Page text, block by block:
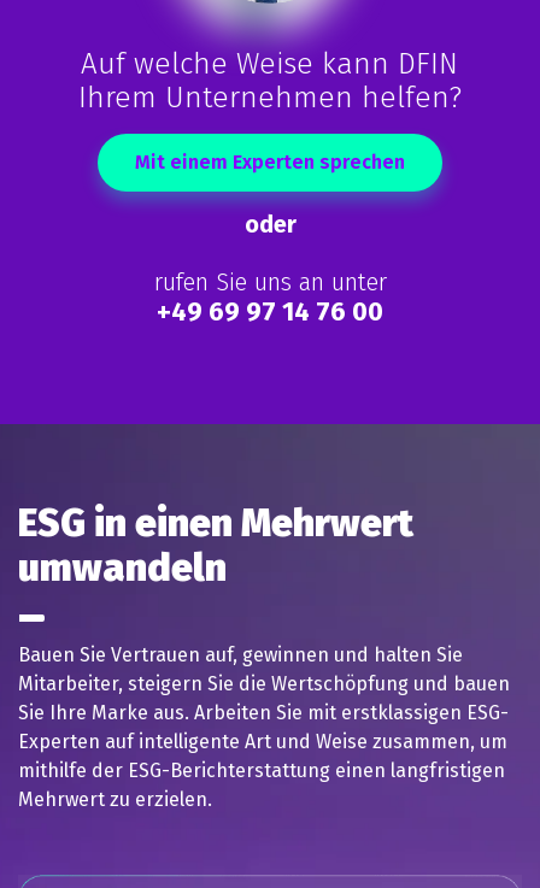
Auf welche Weise kann DFIN
Ihrem Unternehmen helfen?
Mit einem Experten sprechen
oder
rufen Sie uns an unter
+49 69 97 14 76 00
ESG in einen Mehrwert
umwandeln
Bauen Sie Vertrauen auf, gewinnen und halten Sie
Mitarbeiter, steigern Sie die Wertschöpfung und bauen
Sie Ihre Marke aus. Arbeiten Sie mit erstklassigen ESG-
Experten auf intelligente Art und Weise zusammen, um
mithilfe der ESG-Berichterstattung einen langfristigen
Mehrwert zu erzielen.